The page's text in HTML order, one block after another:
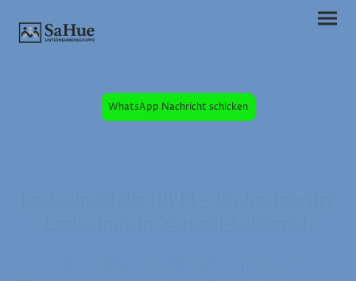
WhatsApp Nachricht schicken